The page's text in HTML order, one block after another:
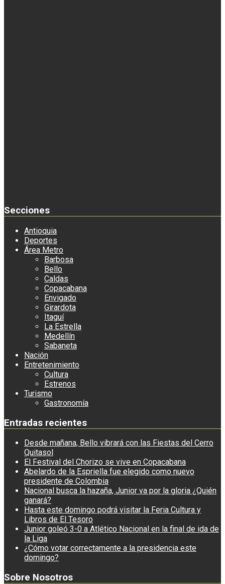
Secciones
Antioquia
Deportes
Área Metro
Barbosa
Bello
Caldas
Copacabana
Envigado
Girardota
Itaguí
La Estrella
Medellín
Sabaneta
Nación
Entretenimiento
Cultura
Estrenos
Turismo
Gastronomía
Entradas recientes
Desde mañana, Bello vibrará con las Fiestas del Cerro
Quitasol
El Festival del Chorizo se vive en Copacabana
Abelardo de la Espriella fue elegido como nuevo
presidente de Colombia
Nacional busca la hazaña, Junior va por la gloria ¿Quién
ganará?
Hasta este domingo podrá visitar la Feria Cultura y
Libros de El Tesoro
Junior goleó 3-0 a Atlético Nacional en la final de ida de
la Liga
¿Cómo votar correctamente a la presidencia este
domingo?
Sobre Nosotros